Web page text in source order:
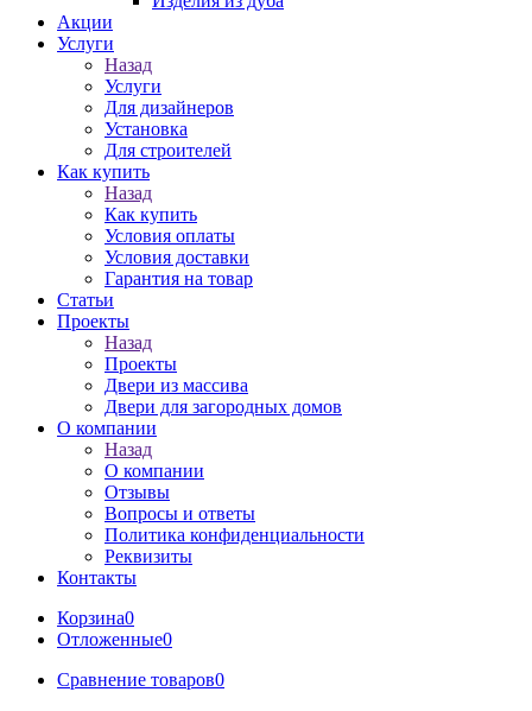
Акции
Услуги
Назад
Услуги
Для дизайнеров
Установка
Для строителей
Как купить
Назад
Как купить
Условия оплаты
Условия доставки
Гарантия на товар
Статьи
Проекты
Назад
Проекты
Двери из массива
Двери для загородных домов
О компании
Назад
О компании
Отзывы
Вопросы и ответы
Политика конфиденциальности
Реквизиты
Контакты
Корзина0
Отложенные0
Сравнение товаров0